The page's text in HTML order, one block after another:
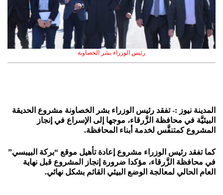
رئيس الوزراء بشر الخصاونة
المدينة نيوز :- تفقد رئيس الوزراء بشر الخصاونة مشروع الحديقة
البيئيَّة في محافظة الزَّرقاء، موجها إلى الإسراع في إنجاز
المشروع كمتنفَّس لخدمة أبناء المحافظة.
كما تفقد رئيس الوزراء مشروع إعادة تأهيل موقع “بركة البيبسي”
في محافظة الزَّرقاء، مؤكدا ضرورة إنجاز المشروع قبل نهاية
العام الحالي لمعالجة الوضع البيئي القائم بشكل نهائي.